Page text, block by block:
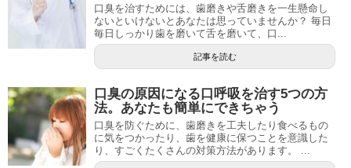
口臭を治すためには、歯磨きや舌磨きを一生懸命し
ないといけないとあなたは思っていませんか？ 毎日
毎日しっかり歯を磨いて舌を磨いて、口...
記事を読む
口臭の原因になる口呼吸を治す5つの方
法。あなたも簡単にできちゃう
口臭を防ぐために、歯磨きを工夫したり食べるもの
に気をつかったり、歯を健康に保つことを意識した
り、すごくたくさんの対策方法があります。 ...